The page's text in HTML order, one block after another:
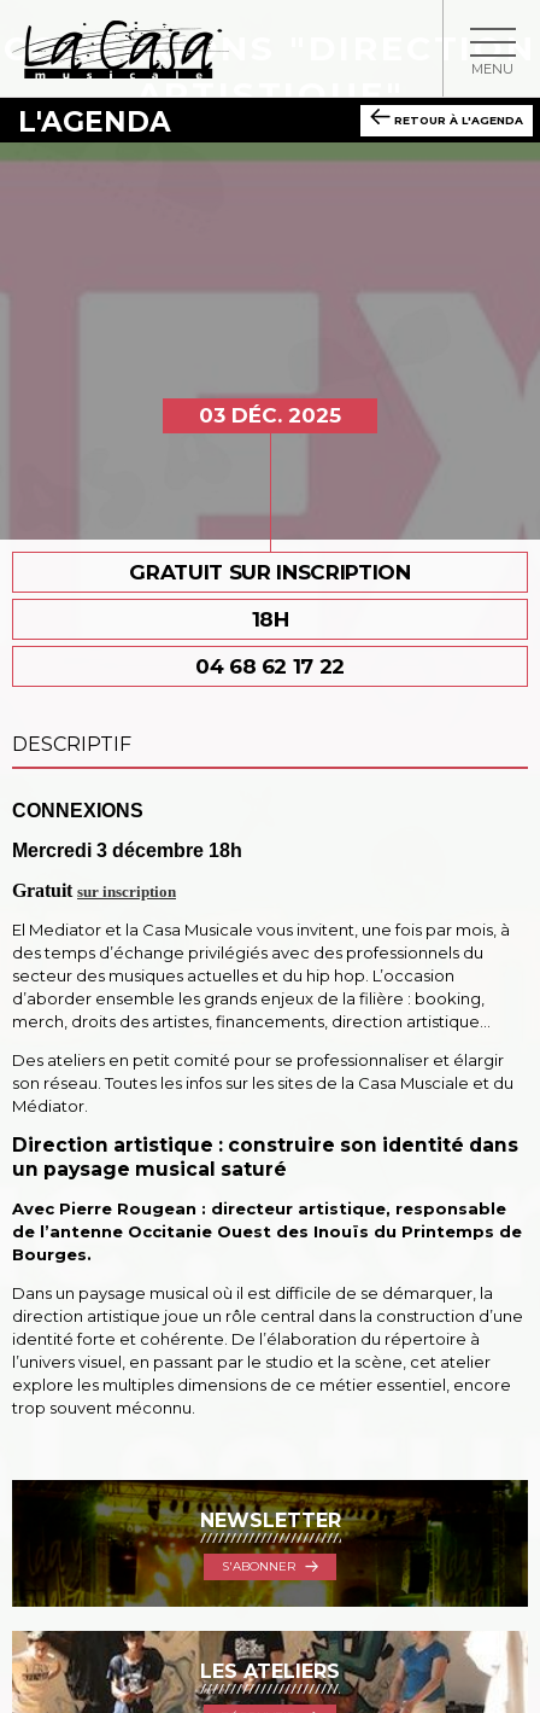
MENU
L'AGENDA RETOUR À L'AGENDA
CONNEXIONS "DIRECTION
ARTISTIQUE"
03 DÉC. 2025
GRATUIT SUR INSCRIPTION
18H
04 68 62 17 22
DESCRIPTIF
CONNEXIONS
Mercredi 3 décembre 18h
Gratuit sur inscription
El Mediator et la Casa Musicale vous invitent, une fois par mois, à
des temps d’échange privilégiés avec des professionnels du
secteur des musiques actuelles et du hip hop. L’occasion
d’aborder ensemble les grands enjeux de la filière : booking,
merch, droits des artistes, financements, direction artistique…
Des ateliers en petit comité pour se professionnaliser et élargir
son réseau. Toutes les infos sur les sites de la Casa Musciale et du
Médiator.
Direction artistique : construire son identité dans
un paysage musical saturé
Avec Pierre Rougean : directeur artistique, responsable
de l’antenne Occitanie Ouest des Inouïs du Printemps de
Bourges.
Dans un paysage musical où il est difficile de se démarquer, la
direction artistique joue un rôle central dans la construction d’une
identité forte et cohérente. De l’élaboration du répertoire à
l’univers visuel, en passant par le studio et la scène, cet atelier
explore les multiples dimensions de ce métier essentiel, encore
trop souvent méconnu.
NEWSLETTER
S'ABONNER
LES ATELIERS